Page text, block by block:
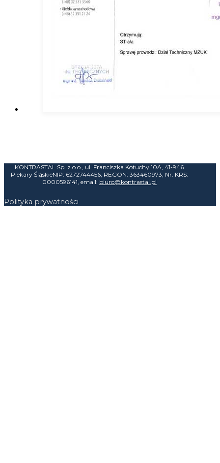
KONTRASTAL Sp. z o.o., ul. Franciszka Kotuchy 10A, 41-946
Piekary ŚląskieNIP: 6272744456, REGON: 363460973, Nr. KRS:
0000596141, email: biuro@kontrastal.pl
Polityka prywatności